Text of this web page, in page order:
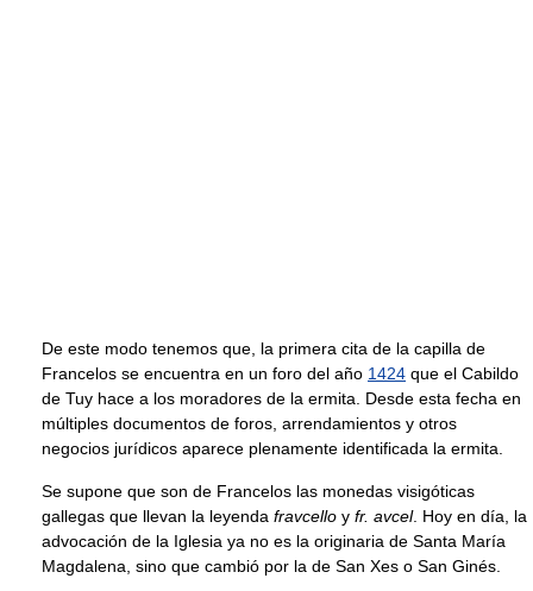
De este modo tenemos que, la primera cita de la capilla de
Francelos se encuentra en un foro del año 1424 que el Cabildo
de Tuy hace a los moradores de la ermita. Desde esta fecha en
múltiples documentos de foros, arrendamientos y otros
negocios jurídicos aparece plenamente identificada la ermita.
Se supone que son de Francelos las monedas visigóticas
gallegas que llevan la leyenda fravcello y fr. avcel. Hoy en día, la
advocación de la Iglesia ya no es la originaria de Santa María
Magdalena, sino que cambió por la de San Xes o San Ginés.